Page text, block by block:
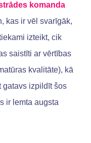
komanda
kas ir vēl svarīgāk,
izteikt, cik
saistīti ar vērtības
kvalitāte), kā
gatavs izpildīt šos
ir lemta augsta